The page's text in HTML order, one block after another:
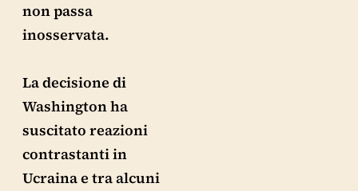
non passa
inosservata.
La decisione di
Washington ha
suscitato reazioni
contrastanti in
Ucraina e tra alcuni